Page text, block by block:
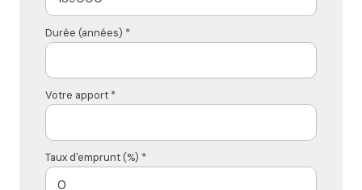
Durée (années) *
Votre apport *
Taux d'emprunt (%) *